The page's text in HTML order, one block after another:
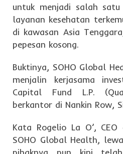
untuk menjadi salah
layanan kesehatan
di kawasan Asia
pepesan kosong.
Buktinya, SOHO Global
menjalin kerjasama
Capital Fund L.P.
berkantor di Nankin Row,
Kata Rogelio La O’,
SOHO Global Health,